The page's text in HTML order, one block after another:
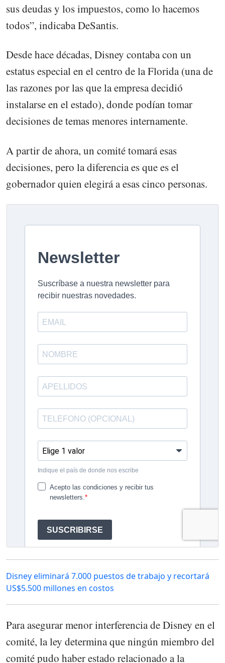
sus deudas y los impuestos, como lo hacemos
todos”, indicaba DeSantis.
Desde hace décadas, Disney contaba con un
estatus especial en el centro de la Florida (una de
las razones por las que la empresa decidió
instalarse en el estado), donde podían tomar
decisiones de temas menores internamente.
A partir de ahora, un comité tomará esas
decisiones, pero la diferencia es que es el
gobernador quien elegirá a esas cinco personas.
Disney eliminará 7.000 puestos de trabajo y recortará
US$5.500 millones en costos
Para asegurar menor interferencia de Disney en el
comité, la ley determina que ningún miembro del
comité pudo haber estado relacionado a la